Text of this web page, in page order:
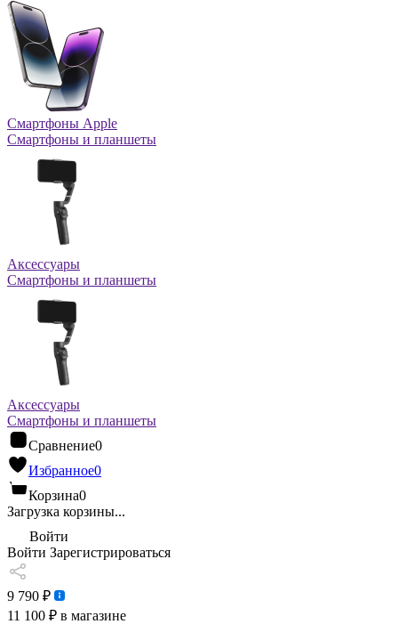
Смартфоны Apple
Смартфоны и планшеты
Аксессуары
Смартфоны и планшеты
Аксессуары
Смартфоны и планшеты
Сравнение0
Избранное0
Корзина0
Загрузка корзины...
Войти
Войти Зарегистрироваться
9 790 ₽
11 100 ₽ в магазине